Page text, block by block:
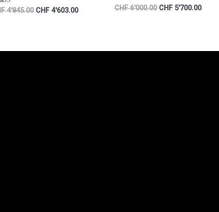
4'845.00 CHF 4'603.00
Rated
CHF6'000.00 CHF 5'700.00